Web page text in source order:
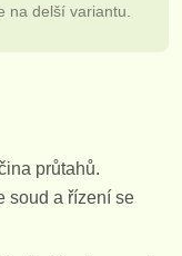
na delší variantu.
průtahů.
soud a řízení se